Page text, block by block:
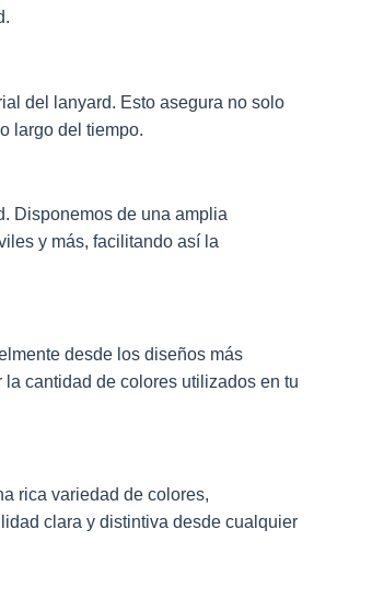
producto
del lanyard. Esto asegura no solo
largo del tiempo.
Disponemos de una amplia
y más, facilitando así la
desde los diseños más
cantidad de colores utilizados en tu
rica variedad de colores,
clara y distintiva desde cualquier